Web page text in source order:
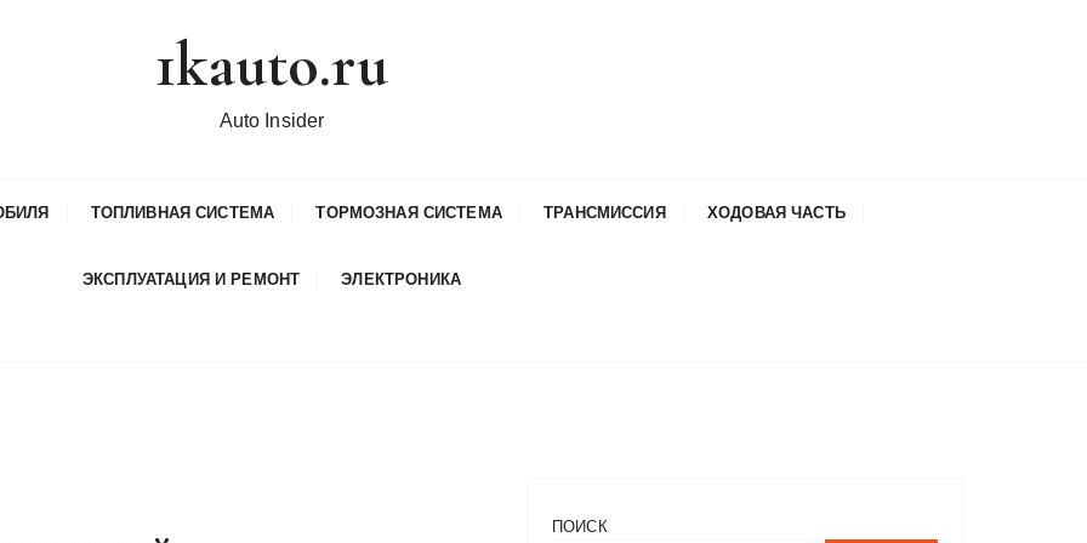
1kauto.ru
Auto Insider
ТОПЛИВНАЯ СИСТЕМА ТОРМОЗНАЯ СИСТЕМА ТРАНСМИССИЯ ХОДОВАЯ ЧАСТЬ
ЭКСПЛУАТАЦИЯ И РЕМОНТ ЭЛЕКТРОНИКА
ПОИСК